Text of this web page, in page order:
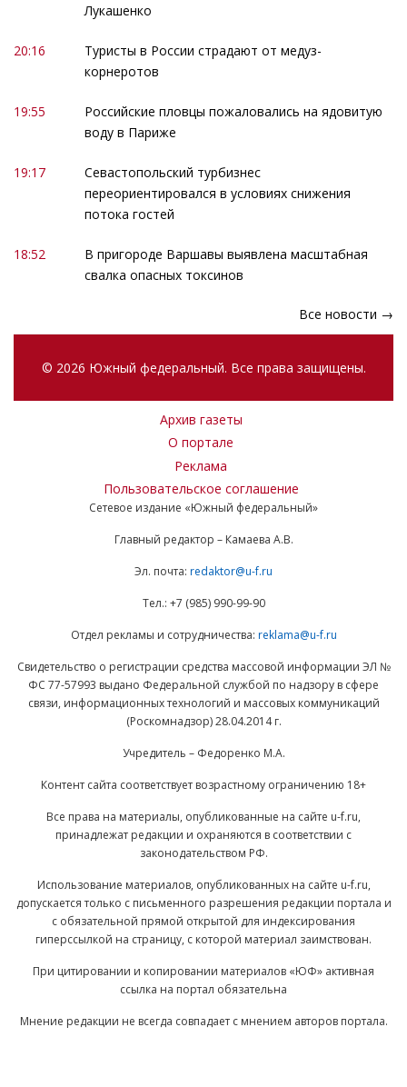
Лукашенко
20:16
Туристы в России страдают от медуз-
корнеротов
19:55
Российские пловцы пожаловались на ядовитую
воду в Париже
19:17
Севастопольский турбизнес
переориентировался в условиях снижения
потока гостей
18:52
В пригороде Варшавы выявлена масштабная
свалка опасных токсинов
Все новости →
© 2026 Южный федеральный. Все права защищены.
Архив газеты
О портале
Реклама
Пользовательское соглашение
Сетевое издание «Южный федеральный»
Главный редактор – Камаева А.В.
Эл. почта: redaktor@u-f.ru
Тел.: +7 (985) 990-99-90
Отдел рекламы и сотрудничества: reklama@u-f.ru
Свидетельство о регистрации средства массовой информации ЭЛ №
ФС 77-57993 выдано Федеральной службой по надзору в сфере
связи, информационных технологий и массовых коммуникаций
(Роскомнадзор) 28.04.2014 г.
Учредитель – Федоренко М.А.
Контент сайта соответствует возрастному ограничению 18+
Все права на материалы, опубликованные на сайте u-f.ru,
принадлежат редакции и охраняются в соответствии с
законодательством РФ.
Использование материалов, опубликованных на сайте u-f.ru,
допускается только с письменного разрешения редакции портала и
с обязательной прямой открытой для индексирования
гиперссылкой на страницу, с которой материал заимствован.
При цитировании и копировании материалов «ЮФ» активная
ссылка на портал обязательна
Мнение редакции не всегда совпадает с мнением авторов портала.